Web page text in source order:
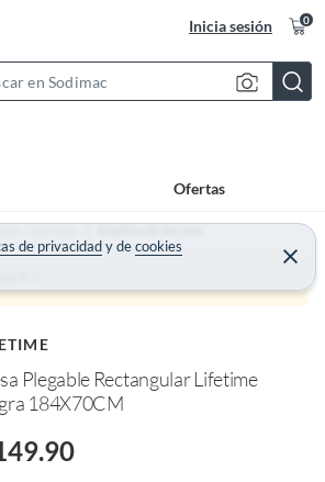
Inicia sesión 0
h
B
r
Ofertas
de privacidadydecookies
C
e
r
- Terrazas Muebles de terraza
:(
Plegable Rectangular Lifetime
184X70CM
n